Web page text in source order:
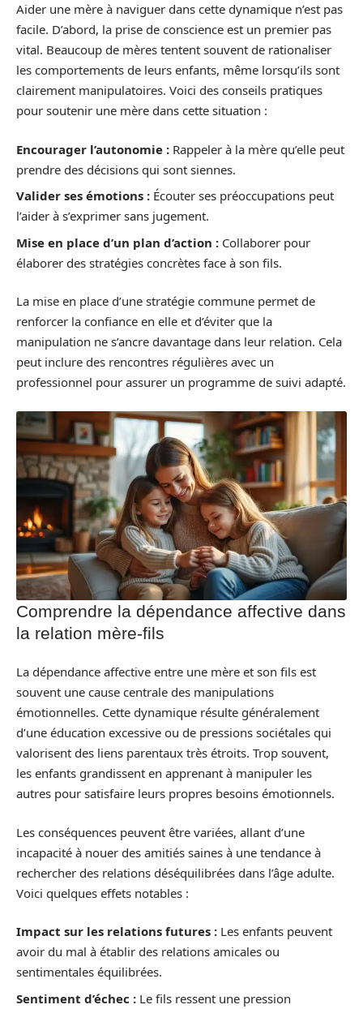
Aider une mère à naviguer dans cette dynamique n’est pas
facile. D’abord, la prise de conscience est un premier pas
vital. Beaucoup de mères tentent souvent de rationaliser
les comportements de leurs enfants, même lorsqu’ils sont
clairement manipulatoires. Voici des conseils pratiques
pour soutenir une mère dans cette situation :
Encourager l’autonomie : Rappeler à la mère qu’elle peut
prendre des décisions qui sont siennes.
Valider ses émotions : Écouter ses préoccupations peut
l’aider à s’exprimer sans jugement.
Mise en place d’un plan d’action : Collaborer pour
élaborer des stratégies concrètes face à son fils.
La mise en place d’une stratégie commune permet de
renforcer la confiance en elle et d’éviter que la
manipulation ne s’ancre davantage dans leur relation. Cela
peut inclure des rencontres régulières avec un
professionnel pour assurer un programme de suivi adapté.
Comprendre la dépendance affective dans
la relation mère-fils
La dépendance affective entre une mère et son fils est
souvent une cause centrale des manipulations
émotionnelles. Cette dynamique résulte généralement
d’une éducation excessive ou de pressions sociétales qui
valorisent des liens parentaux très étroits. Trop souvent,
les enfants grandissent en apprenant à manipuler les
autres pour satisfaire leurs propres besoins émotionnels.
Les conséquences peuvent être variées, allant d’une
incapacité à nouer des amitiés saines à une tendance à
rechercher des relations déséquilibrées dans l’âge adulte.
Voici quelques effets notables :
Impact sur les relations futures : Les enfants peuvent
avoir du mal à établir des relations amicales ou
sentimentales équilibrées.
Sentiment d’échec : Le fils ressent une pression